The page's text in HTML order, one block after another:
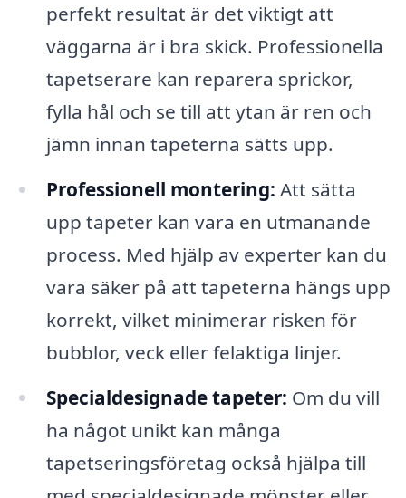
perfekt resultat är det viktigt att
väggarna är i bra skick. Professionella
tapetserare kan reparera sprickor,
fylla hål och se till att ytan är ren och
jämn innan tapeterna sätts upp.
Professionell montering: Att sätta
upp tapeter kan vara en utmanande
process. Med hjälp av experter kan du
vara säker på att tapeterna hängs upp
korrekt, vilket minimerar risken för
bubblor, veck eller felaktiga linjer.
Specialdesignade tapeter: Om du vill
ha något unikt kan många
tapetseringsföretag också hjälpa till